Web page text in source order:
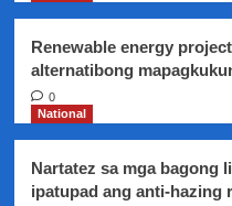
Renewable energy
alternatibong
0
National
Nartatez sa mga bagong
ipatupad ang anti-hazing